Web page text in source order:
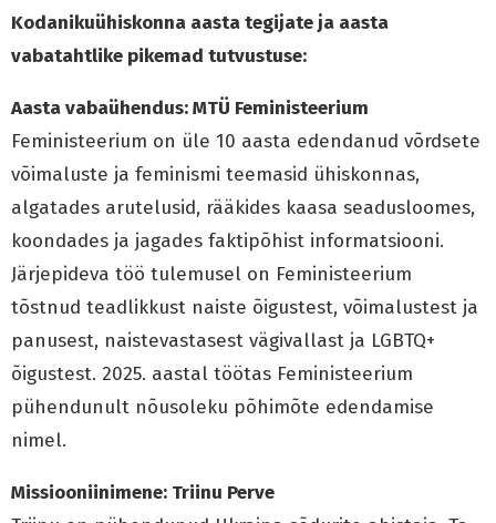
Kodanikuühiskonna aasta tegijate ja aasta
vabatahtlike pikemad tutvustuse:
Aasta vabaühendus: MTÜ Feministeerium
Feministeerium on üle 10 aasta edendanud võrdsete
võimaluste ja feminismi teemasid ühiskonnas,
algatades arutelusid, rääkides kaasa seadusloomes,
koondades ja jagades faktipõhist informatsiooni.
Järjepideva töö tulemusel on Feministeerium
tõstnud teadlikkust naiste õigustest, võimalustest ja
panusest, naistevastasest vägivallast ja LGBTQ+
õigustest. 2025. aastal töötas Feministeerium
pühendunult nõusoleku põhimõte edendamise
nimel.
Missiooniinimene: Triinu Perve